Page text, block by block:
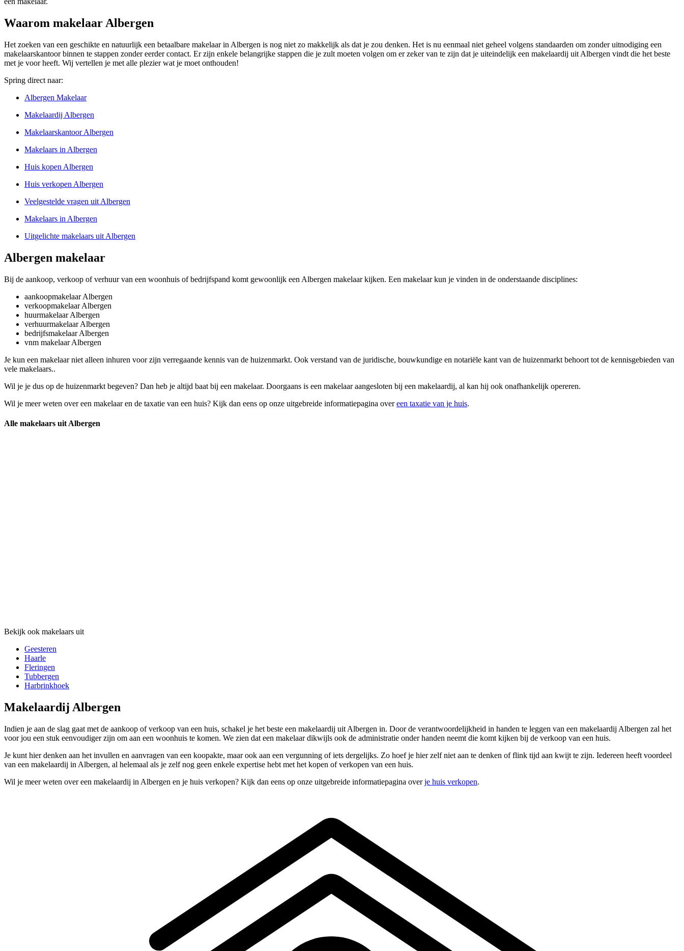
Waarom makelaar Albergen
Het zoeken van een geschikte en natuurlijk een betaalbare makelaar in Albergen is nog niet zo makkelijk als dat je zou denken. Het is nu eenmaal niet geheel volgens standaarden om zonder uitnodiging een
makelaarskantoor binnen te stappen zonder eerder contact. Er zijn enkele belangrijke stappen die je zult moeten volgen om er zeker van te zijn dat je uiteindelijk een makelaardij uit Albergen vindt die het beste
met je voor heeft. Wij vertellen je met alle plezier wat je moet onthouden!
Spring direct naar:
Albergen Makelaar
Makelaardij Albergen
Makelaarskantoor Albergen
Makelaars in Albergen
Huis kopen Albergen
Huis verkopen Albergen
Veelgestelde vragen uit Albergen
Makelaars in Albergen
Uitgelichte makelaars uit Albergen
Albergen makelaar
Bij de aankoop, verkoop of verhuur van een woonhuis of bedrijfspand komt gewoonlijk een Albergen makelaar kijken. Een makelaar kun je vinden in de onderstaande disciplines:
aankoopmakelaar Albergen
verkoopmakelaar Albergen
huurmakelaar Albergen
verhuurmakelaar Albergen
bedrijfsmakelaar Albergen
vnm makelaar Albergen
Je kun een makelaar niet alleen inhuren voor zijn verregaande kennis van de huizenmarkt. Ook verstand van de juridische, bouwkundige en notariële kant van de huizenmarkt behoort tot de kennisgebieden van
vele makelaars..
Wil je je dus op de huizenmarkt begeven? Dan heb je altijd baat bij een makelaar. Doorgaans is een makelaar aangesloten bij een makelaardij, al kan hij ook onafhankelijk opereren.
Wil je meer weten over een makelaar en de taxatie van een huis? Kijk dan eens op onze uitgebreide informatiepagina overeen taxatie van je huis.
Alle makelaars uit Albergen
Bekijk ook makelaars uit
Geesteren
Haarle
Fleringen
Tubbergen
Harbrinkhoek
Makelaardij Albergen
Indien je aan de slag gaat met de aankoop of verkoop van een huis, schakel je het beste een makelaardij uit Albergen in. Door de verantwoordelijkheid in handen te leggen van een makelaardij Albergen zal het
voor jou een stuk eenvoudiger zijn om aan een woonhuis te komen. We zien dat een makelaar dikwijls ook de administratie onder handen neemt die komt kijken bij de verkoop van een huis.
Je kunt hier denken aan het invullen en aanvragen van een koopakte, maar ook aan een vergunning of iets dergelijks. Zo hoef je hier zelf niet aan te denken of flink tijd aan kwijt te zijn. Iedereen heeft voordeel
van een makelaardij in Albergen, al helemaal als je zelf nog geen enkele expertise hebt met het kopen of verkopen van een huis.
Wil je meer weten over een makelaardij in Albergen en je huis verkopen? Kijk dan eens op onze uitgebreide informatiepagina overje huis verkopen.